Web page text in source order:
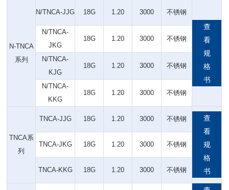
N-TNCA
系列
N/TNCA-JJG 18G 1.20 3000 不锈钢
查
看
规
格
书
N/TNCA-
JKG
18G 1.20 3000 不锈钢
N/TNCA-
KJG
18G 1.20 3000 不锈钢
N/TNCA-
KKG
18G 1.20 3000 不锈钢
TNCA系
列
TNCA-JJG 18G 1.20 3000 不锈钢
查
看
规
格
书
TNCA-JKG 18G 1.20 3000 不锈钢
TNCA-KKG 18G 1.20 3000 不锈钢